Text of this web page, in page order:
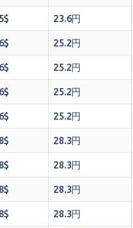
23.6円
25.2円
25.2円
25.2円
25.2円
28.3円
28.3円
28.3円
28.3円